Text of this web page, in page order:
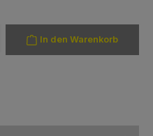
nicht verfügbar.)
In den Warenkorb